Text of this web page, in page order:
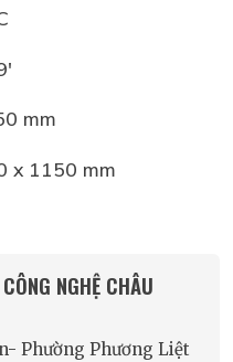
mm
x 1150 mm
NGHỆ CHÂU
Phường Phương Liệt